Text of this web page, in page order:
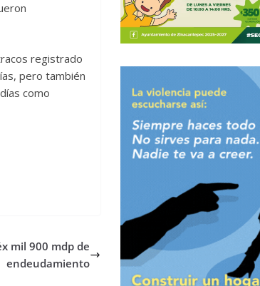
registrado
pero también
como
mil 900 mdp de
endeudamiento